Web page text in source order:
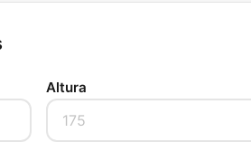
Altura